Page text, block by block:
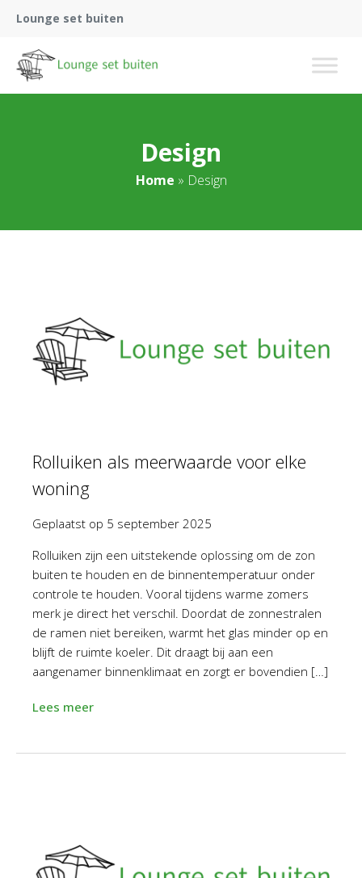
Lounge set buiten
Design
Home » Design
Rolluiken als meerwaarde voor elke
woning
Geplaatst op 5 september 2025
Rolluiken zijn een uitstekende oplossing om de zon
buiten te houden en de binnentemperatuur onder
controle te houden. Vooral tijdens warme zomers
merk je direct het verschil. Doordat de zonnestralen
de ramen niet bereiken, warmt het glas minder op en
blijft de ruimte koeler. Dit draagt bij aan een
aangenamer binnenklimaat en zorgt er bovendien […]
Lees meer